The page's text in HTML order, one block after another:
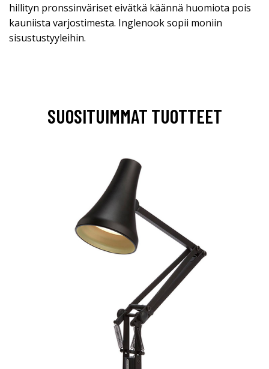
hillityn pronssinväriset eivätkä käännä huomiota pois
kauniista varjostimesta. Inglenook sopii moniin
sisustustyyleihin.
SUOSITUIMMAT TUOTTEET